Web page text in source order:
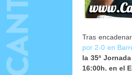
Tras
por 2-0 en
la 35ª
16:00h. en el